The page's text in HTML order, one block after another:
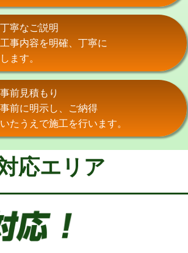
合水栓） 16,500円
水器・分岐水栓） 16,500円
ル加工)
ド止め)
持金具設置) 5,500円
材使用（バンド止
5,500円
の掘削・埋め戻し作
11,000円
管（VP・HI）使
寧なご説明
事内容を明確、丁寧に
ます。
前見積もり
前に明示し、ご納得
たうえで施工を行います。
応エリア